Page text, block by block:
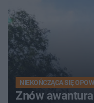
NIEKOŃCZĄCA SIĘ
Znów